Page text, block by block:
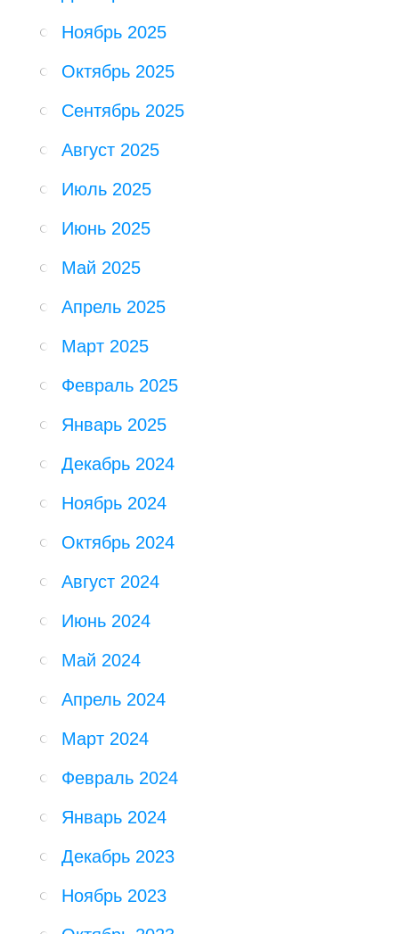
Ноябрь 2025
Октябрь 2025
Сентябрь 2025
Август 2025
Июль 2025
Июнь 2025
Май 2025
Апрель 2025
Март 2025
Февраль 2025
Январь 2025
Декабрь 2024
Ноябрь 2024
Октябрь 2024
Август 2024
Июнь 2024
Май 2024
Апрель 2024
Март 2024
Февраль 2024
Январь 2024
Декабрь 2023
Ноябрь 2023